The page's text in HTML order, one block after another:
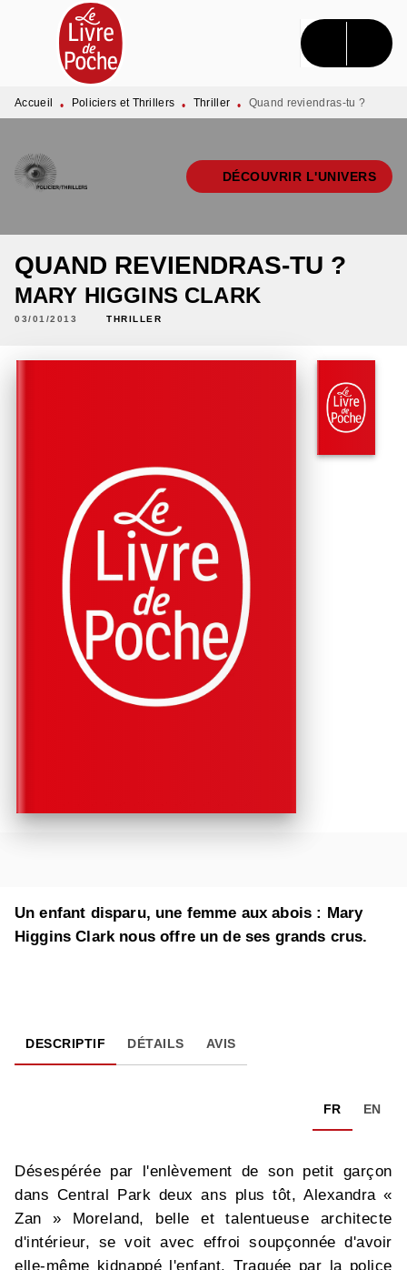
MENU RECHERCHE CONTENU
PIED DE PAGE
Accueil • Policiers et Thrillers • Thriller • Quand reviendras-tu ?
DÉCOUVRIR L'UNIVERS
QUAND REVIENDRAS-TU ?
MARY HIGGINS CLARK
03/01/2013 THRILLER
Un enfant disparu, une femme aux abois : Mary
Higgins Clark nous offre un de ses grands crus.
DESCRIPTIF DÉTAILS AVIS
FR EN
Désespérée par l'enlèvement de son petit garçon
dans Central Park deux ans plus tôt, Alexandra «
Zan » Moreland, belle et talentueuse architecte
d'intérieur, se voit avec effroi soupçonnée d'avoir
elle-même kidnappé l'enfant. Traquée par la police